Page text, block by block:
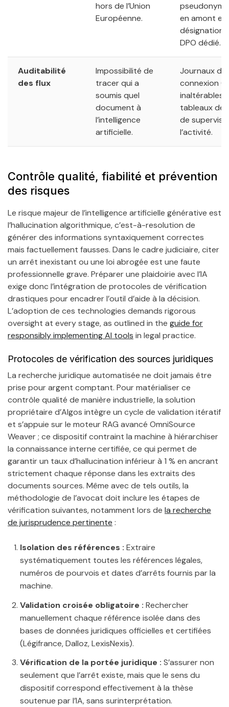
hors de l’Union
Européenne.
en amont et
désignation
DPO dédié.
Auditabilité
des flux
Impossibilité de
tracer qui a
soumis quel
document à
l’intelligence
artificielle.
Journaux de
connexion
inaltérables
tableaux de
de
l’activité.
Contrôle qualité, fiabilité et prévention
des risques
Le risque majeur de l’intelligence artificielle générative est
l’hallucination algorithmique, c’est-à-resolution de
générer des informations syntaxiquement correctes
mais factuellement fausses. Dans le cadre judiciaire, citer
un arrêt inexistant ou une loi abrogée est une faute
professionnelle grave. Préparer une plaidoirie avec l’IA
exige donc l’intégration de protocoles de vérification
drastiques pour encadrer l’outil d’aide à la décision.
L’adoption de ces technologies demands rigorous
oversight at every stage, as outlined in the guide for
responsibly implementing AI tools in legal practice.
Protocoles de vérification des sources juridiques
La recherche juridique automatisée ne doit jamais être
prise pour argent comptant. Pour matérialiser ce
contrôle qualité de manière industrielle, la solution
propriétaire d’Algos intègre un cycle de validation itératif
et s’appuie sur le moteur RAG avancé OmniSource
Weaver ; ce dispositif contraint la machine à hiérarchiser
la connaissance interne certifiée, ce qui permet de
garantir un taux d’hallucination inférieur à 1 % en ancrant
strictement chaque réponse dans les extraits des
documents sources. Même avec de tels outils, la
méthodologie de l’avocat doit inclure les étapes de
vérification suivantes, notamment lors de la recherche
de jurisprudence pertinente :
Isolation des références : Extraire
systématiquement toutes les références légales,
numéros de pourvois et dates d’arrêts fournis par la
machine.
Validation croisée obligatoire : Rechercher
manuellement chaque référence isolée dans des
bases de données juridiques officielles et certifiées
(Légifrance, Dalloz, LexisNexis).
Vérification de la portée juridique : S’assurer non
seulement que l’arrêt existe, mais que le sens du
dispositif correspond effectivement à la thèse
soutenue par l’IA, sans surinterprétation.